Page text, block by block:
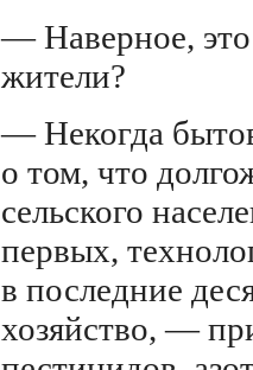
— Наверное, это
жители?
— Некогда
о том, что
сельского
первых,
в последние
хозяйство, —